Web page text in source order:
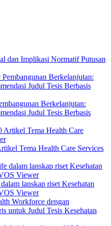
dan Implikasi Normatif Putusan
Berkelanjutan:
Judul Tesis Berbasis
Tema Health Care Services
lanskap riset Kesehatan
Viewer